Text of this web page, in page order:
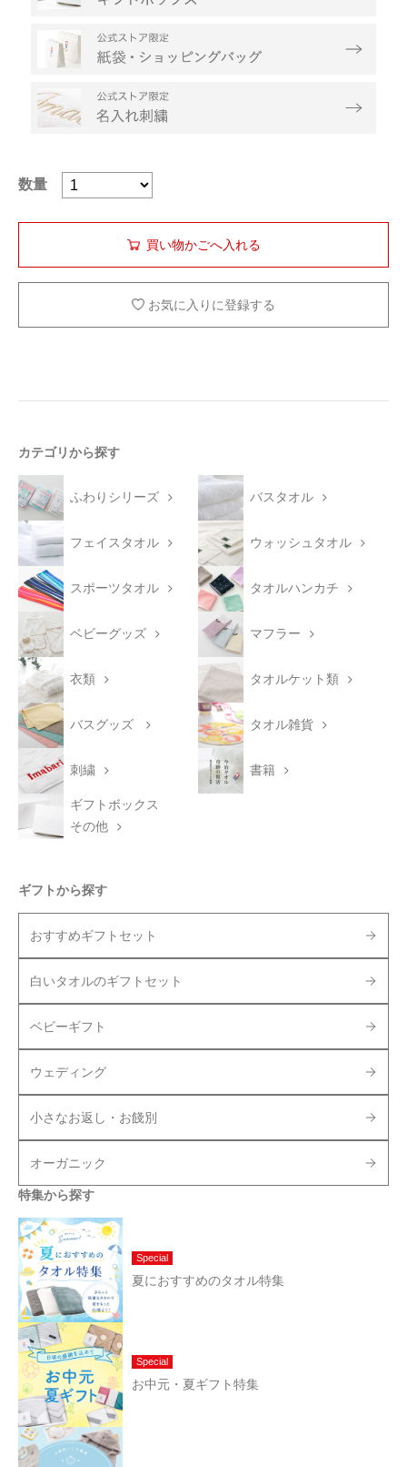
数量
お気に入りに登録する
カテゴリから探す
ふわりシリーズ バスタオル
フェイスタオル ウォッシュタオル
スポーツタオル タオルハンカチ
ベビーグッズ マフラー
衣類 タオルケット類
バスグッズ タオル雑貨
刺繍 書籍
ギフトボックス
その他
ギフトから探す
おすすめギフトセット
白いタオルのギフトセット
ベビーギフト
ウェディング
小さなお返し・お餞別
オーガニック
特集から探す
Special
夏におすすめのタオル特集
Special
お中元・夏ギフト特集